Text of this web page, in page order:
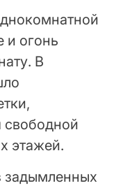
и огонь
В
свободной
этажей.
задымленных